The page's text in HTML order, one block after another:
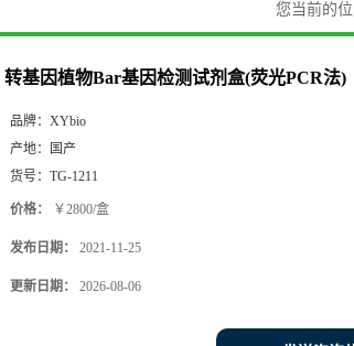
您当前的位
转基因植物Bar基因检测试剂盒(荧光PCR法)
品牌： XYbio
产地：
国产
货号： TG-1211
价格： ￥2800/盒
发布日期： 2021-11-25
更新日期： 2026-08-06